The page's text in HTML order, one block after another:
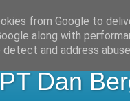
PT Dan
from Google to
along with
and address